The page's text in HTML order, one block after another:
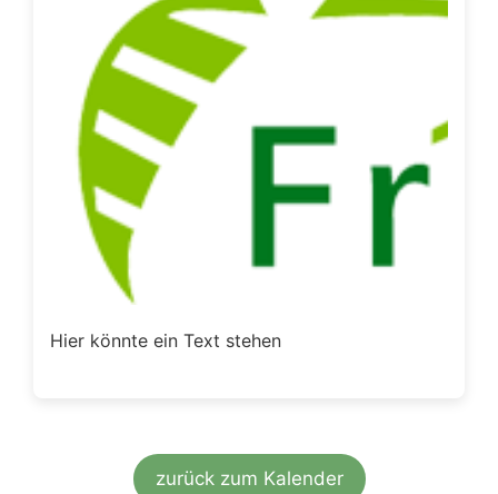
Hier könnte ein Text stehen
zurück zum Kalender